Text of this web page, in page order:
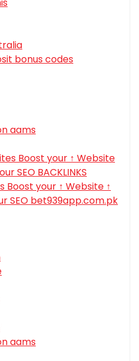
bonus codes
aams
Boost your ↑ Website
SEO BACKLINKS
Boost your ↑ Website ↑
SEO bet939app.com.pk
aams